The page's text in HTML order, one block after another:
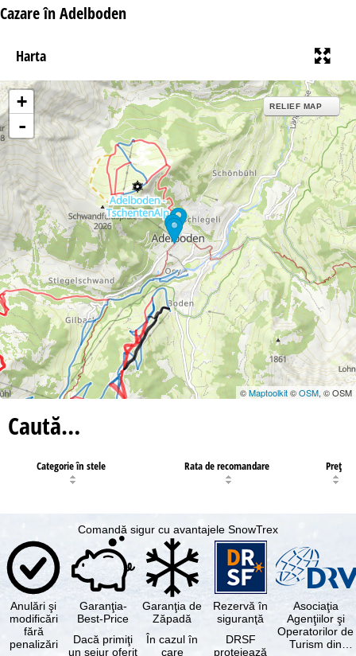
Cazare în Adelboden
Harta
+
-
RELIEF MAP
©Maptoolkit©OSM, © OSM
Caută…
Categorie în stele Rata de recomandare Preţ
Comandă sigur cu avantajele SnowTrex
Anulări şi
modificări
fără
penalizări
Garanţia-
Best-Price
Dacă primiţi
un sejur oferit
Garanţia de
Zăpadă
În cazul în
care
Rezervă în
siguranţă
DRSF
protejează
Asociaţia
Agenţiilor şi
Operatorilor de
Turism din